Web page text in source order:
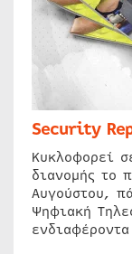
Security
Κυκλοφορεί
διανομής το
Αυγούστου,
Ψηφιακή